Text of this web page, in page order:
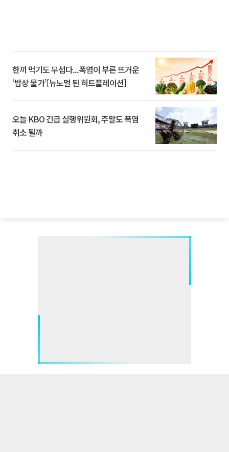
한끼 먹기도 무섭다...폭염이 부른 뜨거운
‘밥상 물가’[뉴노멀 된 히트플레이션]
오늘 KBO 긴급 실행위원회, 주말도 폭염
취소 될까